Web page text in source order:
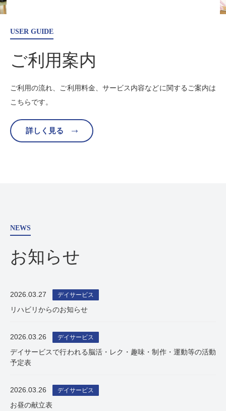
USER GUIDE
ご利用案内
ご利用の流れ、ご利用料金、サービス内容などに関する ご案内は
こちらです。
詳しく見る
NEWS
お知らせ
2026.03.27 デイサービス
リハビリからのお知らせ
2026.03.26 デイサービス
デイサービスで行われる脳活・レク・趣味・制作・運動等の活動
予定表
2026.03.26 デイサービス
お昼の献立表